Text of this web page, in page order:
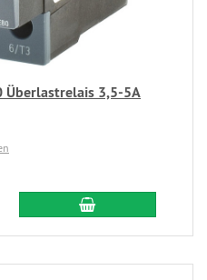
Überlastrelais 3,5-5A